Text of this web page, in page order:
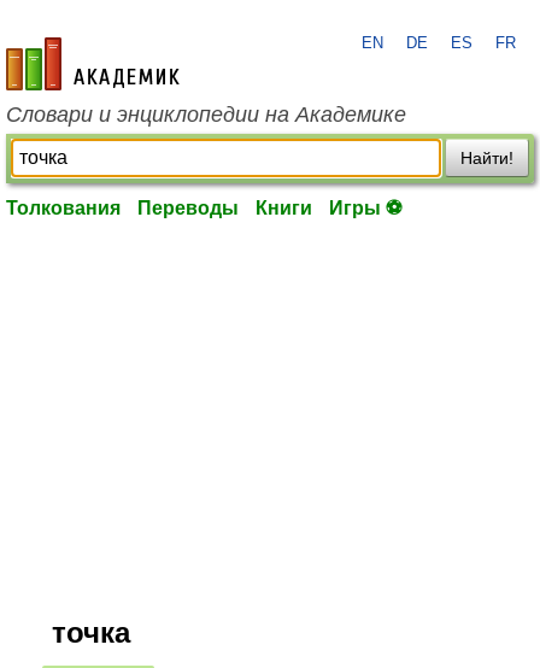
academic.ru
EN DE ES FR
Словари и энциклопедии на Академике
Найти!
Толкования Переводы Книги Игры ⚽
точка